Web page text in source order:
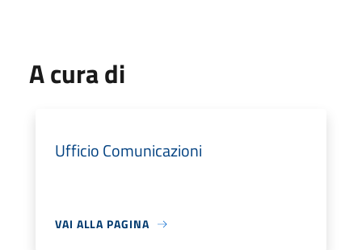
A cura di
Ufficio Comunicazioni
VAI ALLA PAGINA